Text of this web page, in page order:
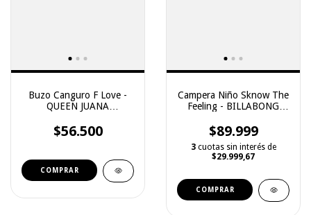
Buzo Canguro F Love -
QUEEN JUANA
$56.500
COMPRAR
Campera Niño Sknow The
Feeling - BILLABONG
$89.999
3 cuotas sin interés de
$29.999,67
COMPRAR